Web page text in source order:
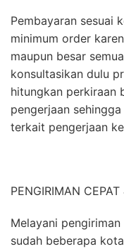
Pembayaran sesuai
minimum order
maupun besar
konsultasikan dulu
hitungkan perkiraan
pengerjaan
terkait pengerjaan
PENGIRIMAN CEPAT
Melayani
sudah beberapa